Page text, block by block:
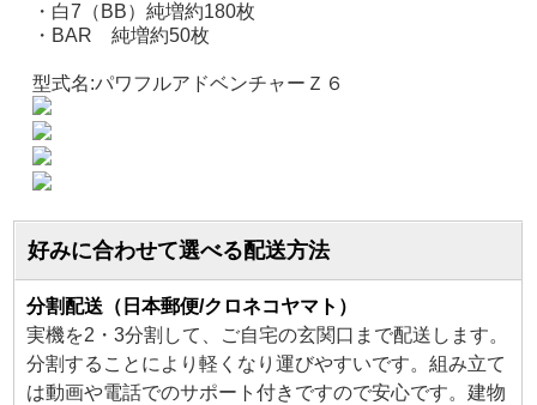
・白7（BB）純増約180枚
・BAR 純増約50枚
型式名:パワフルアドベンチャーＺ６
好みに合わせて選べる配送方法
分割配送（日本郵便/クロネコヤマト）
実機を2・3分割して、ご自宅の玄関口まで配送します。
分割することにより軽くなり運びやすいです。組み立て
は動画や電話でのサポート付きですので安心です。建物